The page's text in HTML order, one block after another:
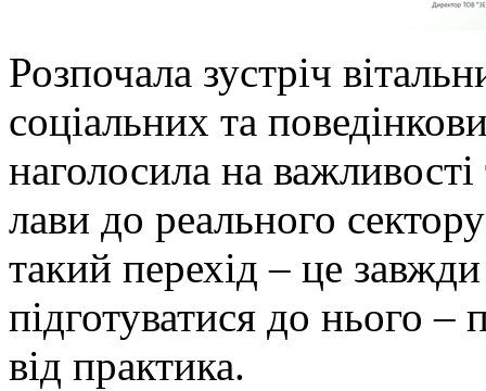
Розпочала зустріч
соціальних та
наголосила на
лави до реального
такий перехід – це
підготуватися до нього
від практика.